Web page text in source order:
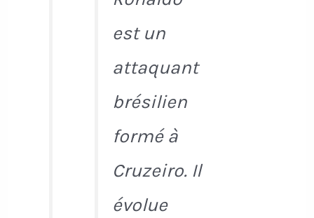
est un
attaquant
brésilien
formé à
Cruzeiro. Il
évolue